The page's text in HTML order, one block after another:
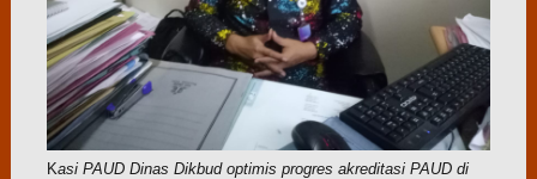
Kasi PAUD Dinas Dikbud optimis progres akreditasi PAUD di